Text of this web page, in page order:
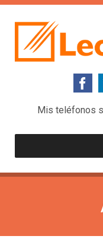
Mis teléfonos